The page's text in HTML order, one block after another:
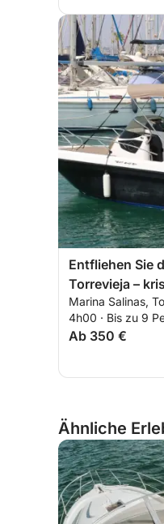
Entfliehen Sie
Torrevieja –
und versteckte
Sie.
Marina Salinas,
4h00 · Bis zu 9
Ab 350 €
Ähnliche